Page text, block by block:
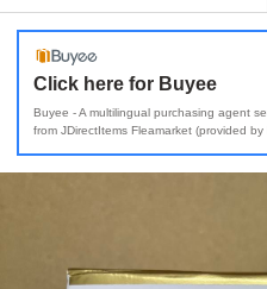
Click here for Buyee
Buyee - A multilingual purchasing agent
from JDirectItems Fleamarket (provided